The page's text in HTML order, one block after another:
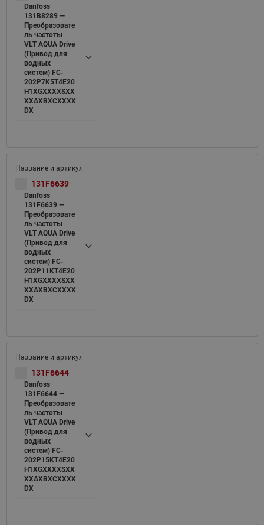
Danfoss
131B8289 —
Преобразовате
ль частоты
VLT AQUA Drive
(Привод для
водных
систем) FC-
202P7K5T4E20
H1XGXXXXSXX
XXAXBXCXXXX
DX
131F6639
Danfoss
131F6639 —
Преобразовате
ль частоты
VLT AQUA Drive
(Привод для
водных
систем) FC-
202P11KT4E20
H1XGXXXXSXX
XXAXBXCXXXX
DX
131F6644
Danfoss
131F6644 —
Преобразовате
ль частоты
VLT AQUA Drive
(Привод для
водных
систем) FC-
202P15KT4E20
H1XGXXXXSXX
XXAXBXCXXXX
DX